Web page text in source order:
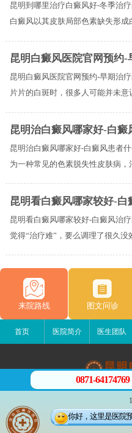
昆明到哪里治疗白癜风好-冬季治
白癜风以其皮肤局部色素缺失形成
昆明白癜风医院官网预约
昆明白癜风医院官网预约-早期治
片片的白斑时，很多人可能并未意
昆明治白癜风哪家好-白
昆明治白癜风哪家好-白癜风患者
为一种常见的色素脱失性皮肤病，
昆明看白癜风哪家较好-
昆明看白癜风哪家较好-白癜风治
觉得“治疗难”，要么调理了很久没
来院路线 图文问诊
首页 医院简介 医生团队
昆明
昆明市五
版权所有：
0871-64174769
你好，这里是医院